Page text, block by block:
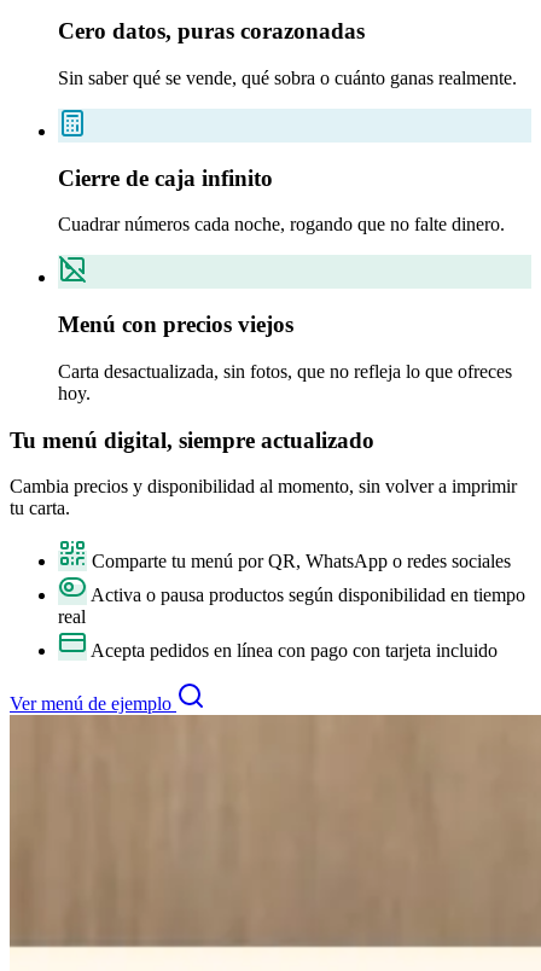
Cero datos, puras corazonadas
Sin saber qué se vende, qué sobra o cuánto ganas realmente.
Cierre de caja infinito
Cuadrar números cada noche, rogando que no falte dinero.
Menú con precios viejos
Carta desactualizada, sin fotos, que no refleja lo que ofreces
hoy.
Tu menú digital, siempre actualizado
Cambia precios y disponibilidad al momento, sin volver a imprimir
tu carta.
Comparte tu menú por QR, WhatsApp o redes sociales
Activa o pausa productos según disponibilidad en tiempo
real
Acepta pedidos en línea con pago con tarjeta incluido
Ver menú de ejemplo